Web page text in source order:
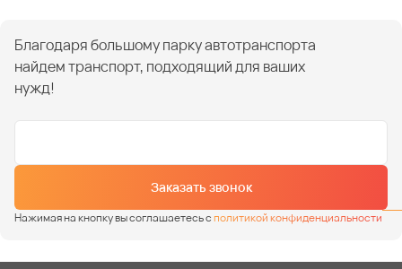
Благодаря большому парку автотранспорта
найдем транспорт, подходящий для ваших
нужд!
Заказать звонок
Нажимая на кнопку вы соглашаетесь сполитикой конфиденциальности